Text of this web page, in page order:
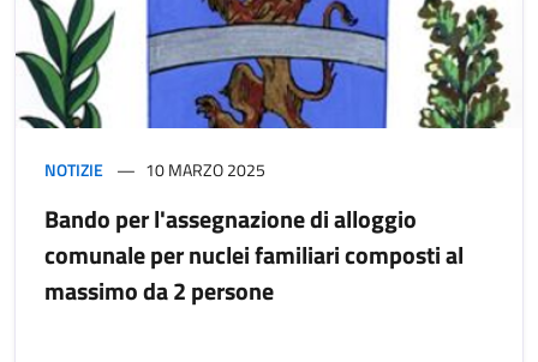
NOTIZIE 10 MARZO 2025
Bando per l'assegnazione di alloggio
comunale per nuclei familiari composti al
massimo da 2 persone